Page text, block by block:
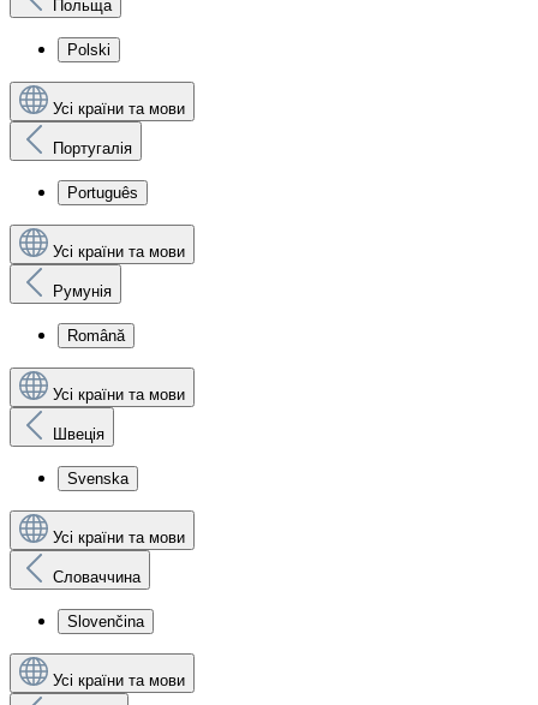
Польща
Polski
Усі країни та мови
Португалія
Português
Усі країни та мови
Румунія
Română
Усі країни та мови
Швеція
Svenska
Усі країни та мови
Словаччина
Slovenčina
Усі країни та мови